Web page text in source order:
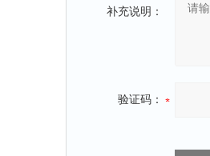
补充说明：
验证码：